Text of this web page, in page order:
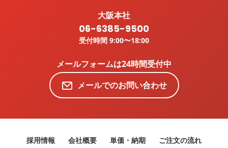
大阪本社
06-6385-9500
受付時間 9:00〜18:00
メールフォームは24時間受付中
メールでのお問い合わせ
採用情報 会社概要 単価・納期 ご注文の流れ